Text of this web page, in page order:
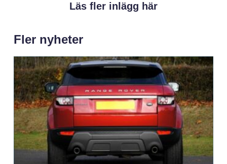
Läs fler inlägg här
Fler nyheter